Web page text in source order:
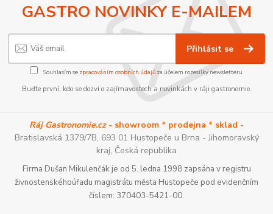
GASTRO NOVINKY E-MAILEM
Přihlásit se
Souhlasím se zpracováním osobních údajůza účelem rozesílky newsletteru.
Buďte první, kdo se dozví o zajímavostech a novinkách v ráji gastronomie.
Ráj Gastronomie.cz- showroom * prodejna * sklad -
Bratislavská 1379/7B, 693 01 Hustopeče u Brna - Jihomoravský
kraj, Česká republika
Firma Dušan Mikulenčák je od 5. ledna 1998 zapsána v registru
živnostenskéhoúřadu magistrátu města Hustopeče pod evidenčním
číslem: 370403-5421-00.